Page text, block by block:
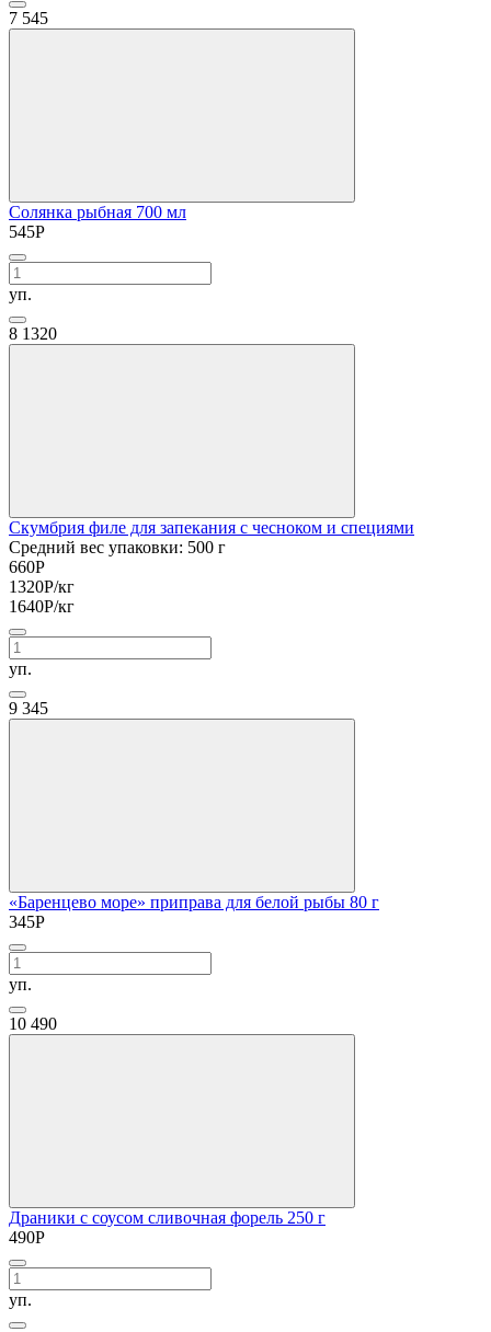
7 545
Солянка рыбная 700 мл
545Р
уп.
8 1320
Скумбрия филе для запекания с чесноком и специями
Средний вес упаковки: 500 г
660Р
1320Р/кг
1640Р/кг
уп.
9 345
«Баренцево море» приправа для белой рыбы 80 г
345Р
уп.
10 490
Драники с соусом сливочная форель 250 г
490Р
уп.